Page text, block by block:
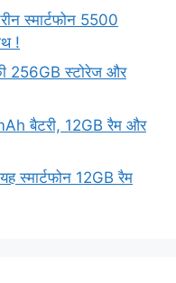
स्मार्टफोन 5500
!
256GB स्टोरेज और
बैटरी, 12GB रैम और
स्मार्टफोन 12GB रैम